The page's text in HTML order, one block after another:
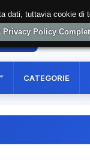
CATEGORIE
tuttavia cookie di
Privacy Policy